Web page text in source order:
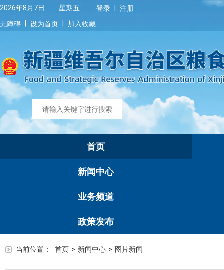
2026年8月7日 星期五 登录
注册
无障碍
设为首页 加入收藏
首页
新闻中心
业务频道
政策发布
当前位置： 首页 > 新闻中心 > 图片新闻